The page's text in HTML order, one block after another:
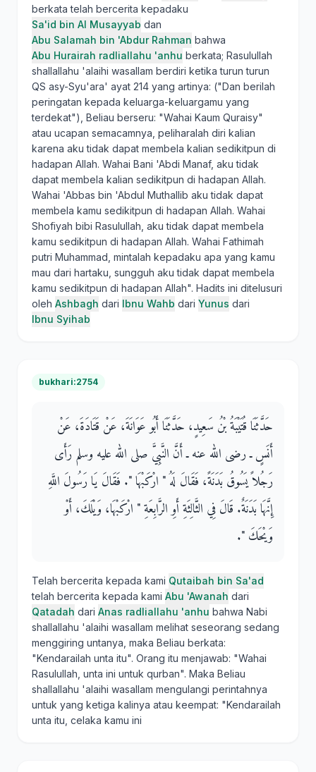
berkata telah bercerita kepadaku
Sa'id bin Al Musayyab dan
Abu Salamah bin 'Abdur Rahman bahwa
Abu Hurairah radliallahu 'anhu berkata; Rasulullah
shallallahu 'alaihi wasallam berdiri ketika turun turun
QS asy-Syu'ara' ayat 214 yang artinya: ("Dan berilah
peringatan kepada keluarga-keluargamu yang
terdekat"), Beliau berseru: "Wahai Kaum Quraisy"
atau ucapan semacamnya, peliharalah diri kalian
karena aku tidak dapat membela kalian sedikitpun di
hadapan Allah. Wahai Bani 'Abdi Manaf, aku tidak
dapat membela kalian sedikitpun di hadapan Allah.
Wahai 'Abbas bin 'Abdul Muthallib aku tidak dapat
membela kamu sedikitpun di hadapan Allah. Wahai
Shofiyah bibi Rasulullah, aku tidak dapat membela
kamu sedikitpun di hadapan Allah. Wahai Fathimah
putri Muhammad, mintalah kepadaku apa yang kamu
mau dari hartaku, sungguh aku tidak dapat membela
kamu sedikitpun di hadapan Allah". Hadits ini ditelusuri
oleh Ashbagh dari Ibnu Wahb dari Yunus dari
Ibnu Syihab
bukhari:2754
حَدَّثَنَا قُتَيْبَةُ بْنُ سَعِيدٍ، حَدَّثَنَا أَبُو عَوَانَةَ، عَنْ قَتَادَةَ، عَنْ
أَنَسٍ ـ رضى الله عنه ـ أَنَّ النَّبِيَّ صلى الله عليه وسلم رَأَى
رَجُلاً يَسُوقُ بَدَنَةً، فَقَالَ لَهُ ‏"‏ ارْكَبْهَا ‏"‏‏.‏ فَقَالَ يَا رَسُولَ اللَّهِ
إِنَّهَا بَدَنَةٌ‏.‏ قَالَ فِي الثَّالِثَةِ أَوِ الرَّابِعَةِ ‏"‏ ارْكَبْهَا، وَيْلَكَ، أَوْ
وَيْحَكَ ‏"‏‏.‏
Telah bercerita kepada kami Qutaibah bin Sa'ad
telah bercerita kepada kami Abu 'Awanah dari
Qatadah dari Anas radliallahu 'anhu bahwa Nabi
shallallahu 'alaihi wasallam melihat seseorang sedang
menggiring untanya, maka Beliau berkata:
"Kendarailah unta itu". Orang itu menjawab: "Wahai
Rasulullah, unta ini untuk qurban". Maka Beliau
shallallahu 'alaihi wasallam mengulangi perintahnya
untuk yang ketiga kalinya atau keempat: "Kendarailah
unta itu, celaka kamu ini